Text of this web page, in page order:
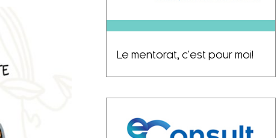
Le mentorat, c'est pour moi!